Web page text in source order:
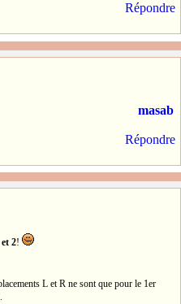
Répondre
masab
Répondre
2!
L et R ne sont que pour le 1er